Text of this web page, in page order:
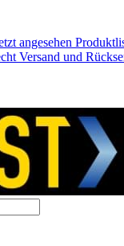
angesehen
Versand und